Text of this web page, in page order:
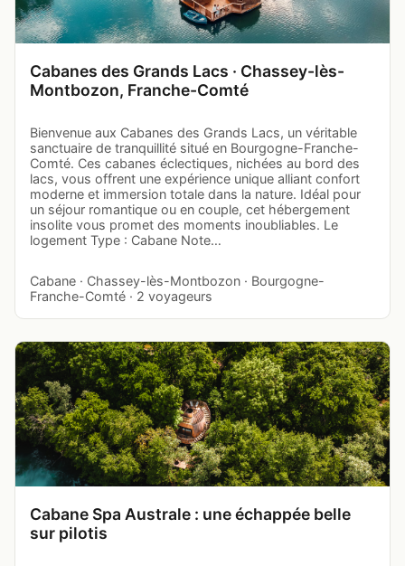
Cabanes des Grands Lacs · Chassey-lès-
Montbozon, Franche-Comté
Bienvenue aux Cabanes des Grands Lacs, un véritable
sanctuaire de tranquillité situé en Bourgogne-Franche-
Comté. Ces cabanes éclectiques, nichées au bord des
lacs, vous offrent une expérience unique alliant confort
moderne et immersion totale dans la nature. Idéal pour
un séjour romantique ou en couple, cet hébergement
insolite vous promet des moments inoubliables. Le
logement Type : Cabane Note…
Cabane · Chassey-lès-Montbozon · Bourgogne-
Franche-Comté · 2 voyageurs
Cabane Spa Australe : une échappée belle
sur pilotis